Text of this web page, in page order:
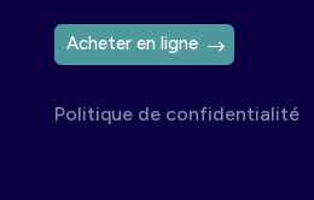
Acheter en ligne
Politique de confidentialité